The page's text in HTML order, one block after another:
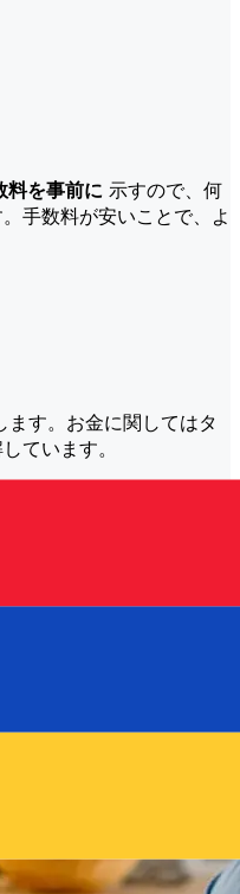
料を事前に 示すので、何
手数料が安いことで、よ
ます。お金に関してはタ
ています。